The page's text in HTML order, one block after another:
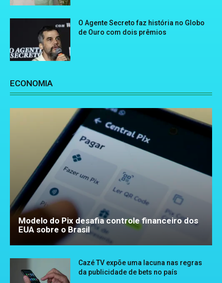
O Agente Secreto faz história no Globo
de Ouro com dois prêmios
ECONOMIA
Modelo do Pix desafia controle financeiro dos
EUA sobre o Brasil
Cazé TV expõe uma lacuna nas regras
da publicidade de bets no país